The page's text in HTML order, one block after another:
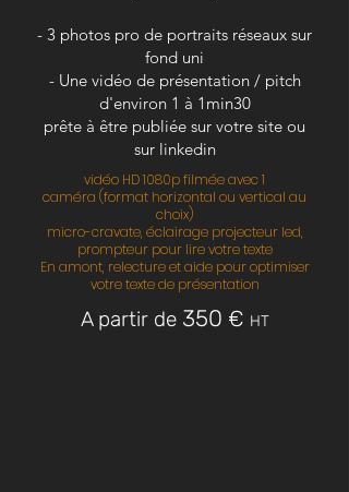
- 3 photos pro de portraits réseaux sur
fond uni
- Une vidéo de présentation / pitch
d'environ 1 à 1min30
prête à être publiée sur votre site ou
sur linkedin
vidéo HD 1080p filmée avec 1
caméra (format horizontal ou vertical au
choix)
micro-cravate, éclairage projecteur led,
prompteur pour lire votre texte
En amont, relecture et aide pour optimiser
votre texte de présentation
A partir de 350 € HT